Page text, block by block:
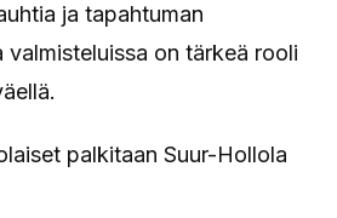
ja tapahtuman
valmisteluissa on tärkeä rooli
palkitaan Suur-Hollola